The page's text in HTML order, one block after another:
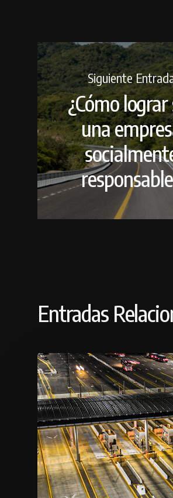
Siguiente
¿Cómo lograr
una
Entradas